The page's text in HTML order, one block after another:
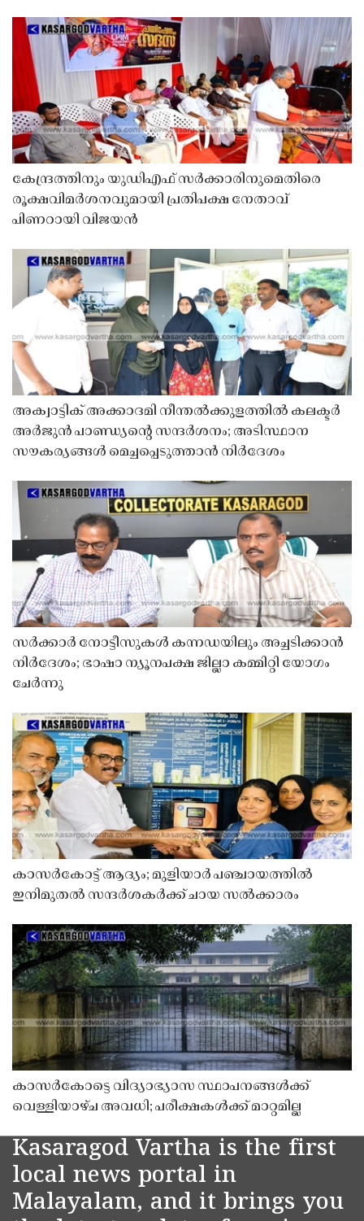
കേന്ദ്രത്തിനും യുഡിഎഫ് സർക്കാരിനുമെതിരെ
രൂക്ഷവിമർശനവുമായി പ്രതിപക്ഷ നേതാവ്
പിണറായി വിജയൻ
അക്വാട്ടിക് അക്കാദമി നീന്തൽക്കുളത്തിൽ കലക്ടർ
അർജുൻ പാണ്ഡ്യൻ്റെ സന്ദർശനം; അടിസ്ഥാന
സൗകര്യങ്ങൾ മെച്ചപ്പെടുത്താൻ നിർദേശം
സർക്കാർ നോട്ടീസുകൾ കന്നഡയിലും അച്ചടിക്കാൻ
നിർദേശം; ഭാഷാ ന്യൂനപക്ഷ ജില്ലാ കമ്മിറ്റി യോഗം
ചേർന്നു
കാസർകോട്ട് ആദ്യം; മുളിയാർ പഞ്ചായത്തിൽ
ഇനിമുതൽ സന്ദർശകർക്ക് ചായ സൽക്കാരം
കാസർകോട്ടെ വിദ്യാഭ്യാസ സ്ഥാപനങ്ങൾക്ക്
വെള്ളിയാഴ്ച അവധി; പരീക്ഷകൾക്ക് മാറ്റമില്ല
Kasaragod Vartha is the first
local news portal in
Malayalam, and it brings you